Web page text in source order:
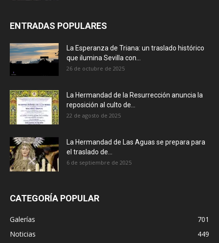
ENTRADAS POPULARES
La Esperanza de Triana: un traslado histórico
que ilumina Sevilla con...
26 de octubre de 2025
La Hermandad de la Resurrección anuncia la
reposición al culto de...
22 de agosto de 2025
La Hermandad de Las Aguas se prepara para
el traslado de...
6 de septiembre de 2025
CATEGORÍA POPULAR
Galerías
701
Noticias
449